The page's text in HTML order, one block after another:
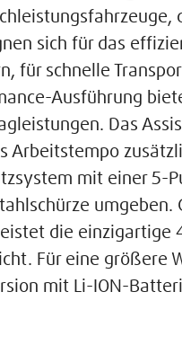
sich für das
für schnelle
Ausführung
Das
Arbeitstempo
mit einer 5-
umgeben.
die einzigartige
Für eine größere
mit Li-ION-